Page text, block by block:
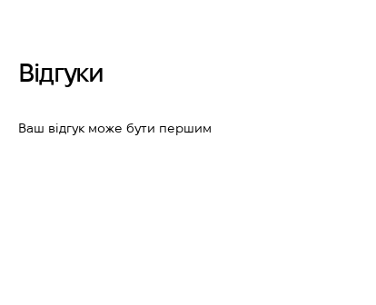
Відгуки
Ваш відгук може бути першим